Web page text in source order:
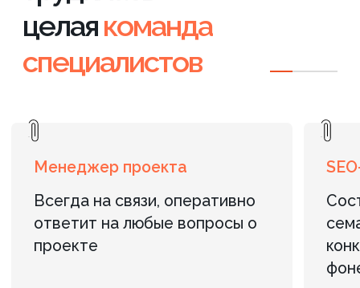
Телефон: +7 (812) 240-89-79/
+7 (901) 469-39-00
центр «АВМ»)